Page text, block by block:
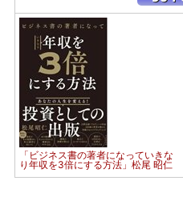
「ビジネス書の著者になっていきな
り年収を3倍にする方法」松尾 昭仁